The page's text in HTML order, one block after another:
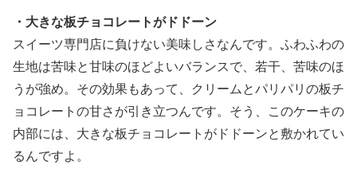
・大きな板チョコレートがドドーン
スイーツ専門店に負けない美味しさなんです。ふわふわの
生地は苦味と甘味のほどよいバランスで、若干、苦味のほ
うが強め。その効果もあって、クリームとパリパリの板チ
ョコレートの甘さが引き立つんです。そう、このケーキの
内部には、大きな板チョコレートがドドーンと敷かれてい
るんですよ。